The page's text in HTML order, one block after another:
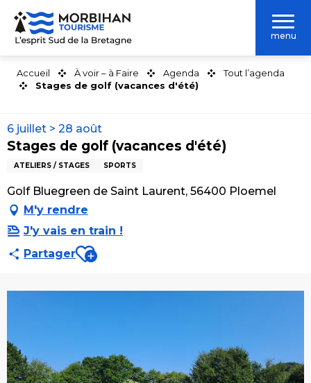
Aller
contenu
menu
Accueil À voir – à Faire Agenda
Tout l’agenda
Stages de golf (vacances d'été)
6 juillet > 28 août
Stages de golf (vacances d'été)
ATELIERS / STAGES SPORTS
Golf Bluegreen de Saint Laurent, 56400 Ploemel
M'y rendre
J'y vais en train !
PartagerAjouter aux favoris